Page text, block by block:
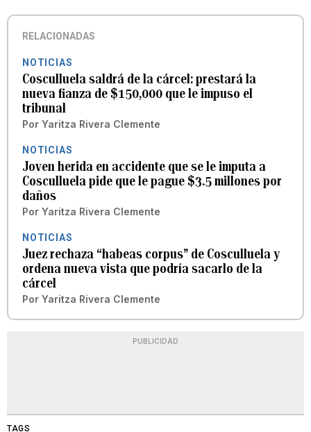
RELACIONADAS
NOTICIAS
Cosculluela saldrá de la cárcel: prestará la
nueva fianza de $150,000 que le impuso el
tribunal
Por Yaritza Rivera Clemente
NOTICIAS
Joven herida en accidente que se le imputa a
Cosculluela pide que le pague $3.5 millones por
daños
Por Yaritza Rivera Clemente
NOTICIAS
Juez rechaza “habeas corpus” de Cosculluela y
ordena nueva vista que podría sacarlo de la
cárcel
Por Yaritza Rivera Clemente
PUBLICIDAD
TAGS